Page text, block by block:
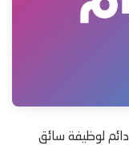
دائم لوظيفة سائق